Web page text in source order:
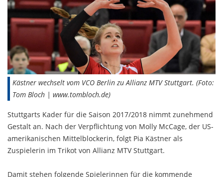
Kästner wechselt vom VCO Berlin zu Allianz MTV Stuttgart. (Foto:
Tom Bloch | www.tombloch.de)
Stuttgarts Kader für die Saison 2017/2018 nimmt zunehmend
Gestalt an. Nach der Verpflichtung von Molly McCage, der US-
amerikanischen Mittelblockerin, folgt Pia Kästner als
Zuspielerin im Trikot von Allianz MTV Stuttgart.
Damit stehen folgende Spielerinnen für die kommende